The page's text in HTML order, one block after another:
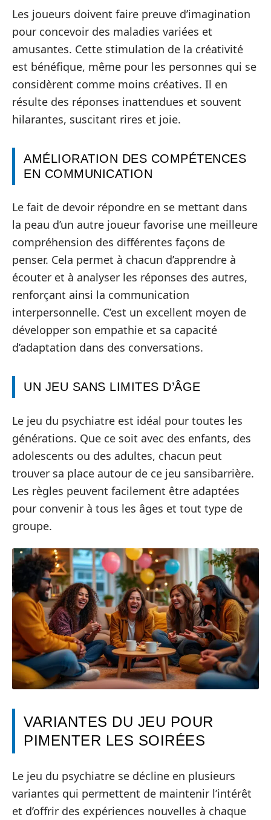
Les joueurs doivent faire preuve d’imagination
pour concevoir des maladies variées et
amusantes. Cette stimulation de la créativité
est bénéfique, même pour les personnes qui se
considèrent comme moins créatives. Il en
résulte des réponses inattendues et souvent
hilarantes, suscitant rires et joie.
AMÉLIORATION DES COMPÉTENCES
EN COMMUNICATION
Le fait de devoir répondre en se mettant dans
la peau d’un autre joueur favorise une meilleure
compréhension des différentes façons de
penser. Cela permet à chacun d’apprendre à
écouter et à analyser les réponses des autres,
renforçant ainsi la communication
interpersonnelle. C’est un excellent moyen de
développer son empathie et sa capacité
d’adaptation dans des conversations.
UN JEU SANS LIMITES D’ÂGE
Le jeu du psychiatre est idéal pour toutes les
générations. Que ce soit avec des enfants, des
adolescents ou des adultes, chacun peut
trouver sa place autour de ce jeu sansibarrière.
Les règles peuvent facilement être adaptées
pour convenir à tous les âges et tout type de
groupe.
VARIANTES DU JEU POUR
PIMENTER LES SOIRÉES
Le jeu du psychiatre se décline en plusieurs
variantes qui permettent de maintenir l’intérêt
et d’offrir des expériences nouvelles à chaque